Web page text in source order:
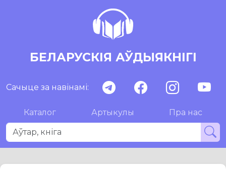
БЕЛАРУСКІЯ АЎДЫЯКНІГІ
Сачыце за навінамі:
Каталог Артыкулы Пра нас